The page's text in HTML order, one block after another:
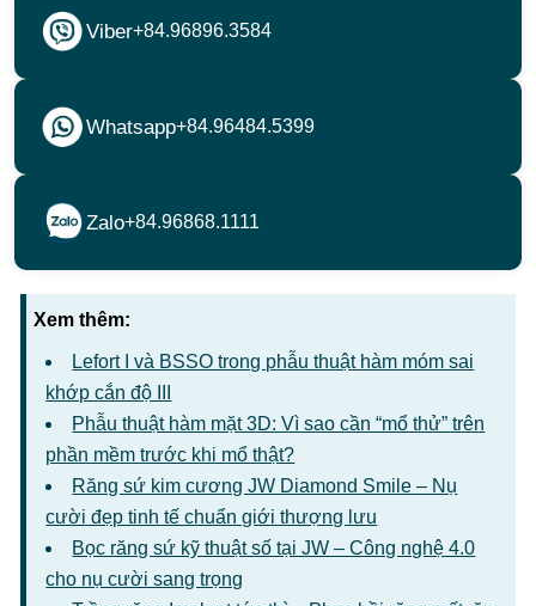
Viber+84.96896.3584
Whatsapp+84.96484.5399
Zalo+84.96868.1111
Xem thêm:
Lefort I và BSSO trong phẫu thuật hàm móm sai
khớp cắn độ III
Phẫu thuật hàm mặt 3D: Vì sao cần “mổ thử” trên
phần mềm trước khi mổ thật?
Răng sứ kim cương JW Diamond Smile – Nụ
cười đẹp tinh tế chuẩn giới thượng lưu
Bọc răng sứ kỹ thuật số tại JW – Công nghệ 4.0
cho nụ cười sang trọng